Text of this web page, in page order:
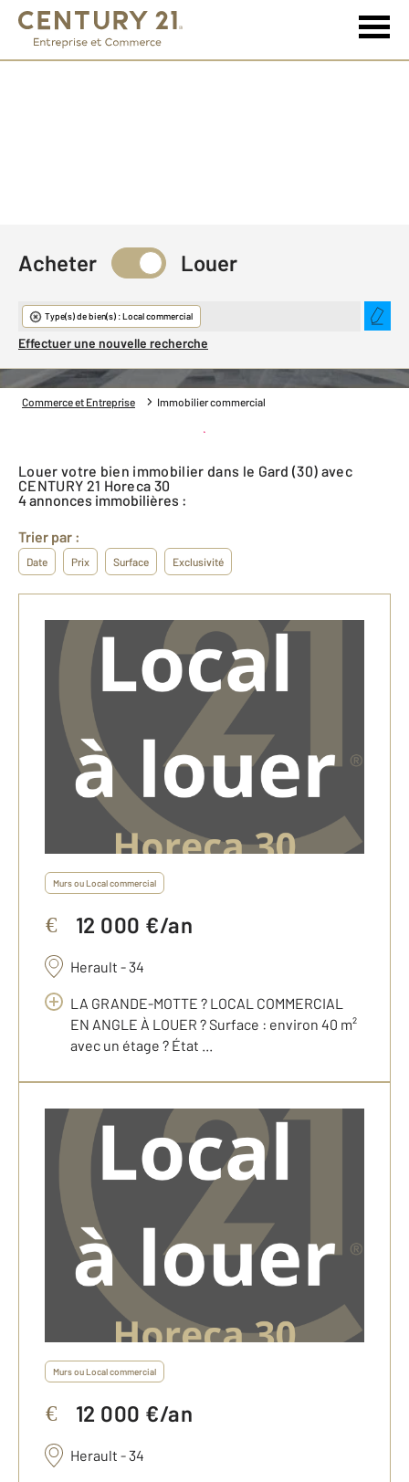
Immobilier commercial
Acheter Louer
Type(s) de bien(s) : Local commercial
Effectuer une nouvelle recherche
Commerce et Entreprise Immobilier commercial
Créer une alerte
Louer votre bien immobilier dans le Gard (30) avec
CENTURY 21 Horeca 30
4 annonces immobilières :
Trier par :
Date Prix Surface Exclusivité
Murs ou Local commercial
€ 12 000 €/an
Herault - 34
LA GRANDE-MOTTE ? LOCAL COMMERCIAL
EN ANGLE À LOUER ? Surface : environ 40 m²
avec un étage ? État ...
Murs ou Local commercial
€ 12 000 €/an
Herault - 34